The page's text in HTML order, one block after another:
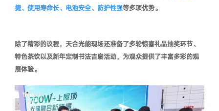
捷、使用寿命长、电池安全、防护性强等多项优势。
除了精彩的议程，天合光能现场还准备了多轮惊喜礼品抽奖环节、
特色茶饮以及新年定制书法吉扇活动，为观众提供了丰富多彩的观
展体验。